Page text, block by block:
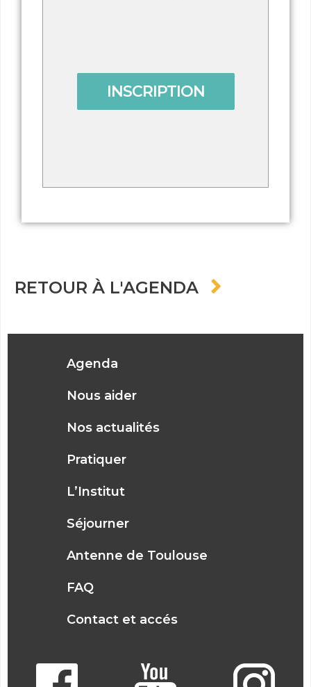
INSCRIPTION
RETOUR À L'AGENDA
Agenda
Nous aider
Nos actualités
Pratiquer
L’Institut
Séjourner
Antenne de Toulouse
FAQ
Contact et accés